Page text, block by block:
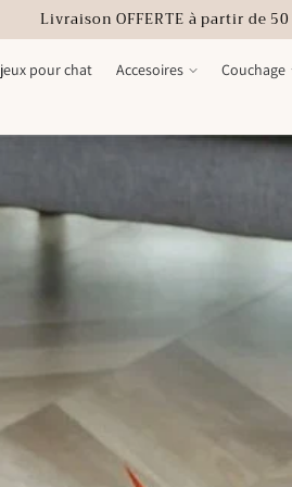
Livraison OFFERTE à partir de 50
jeux pour chat Accesoires Couchage